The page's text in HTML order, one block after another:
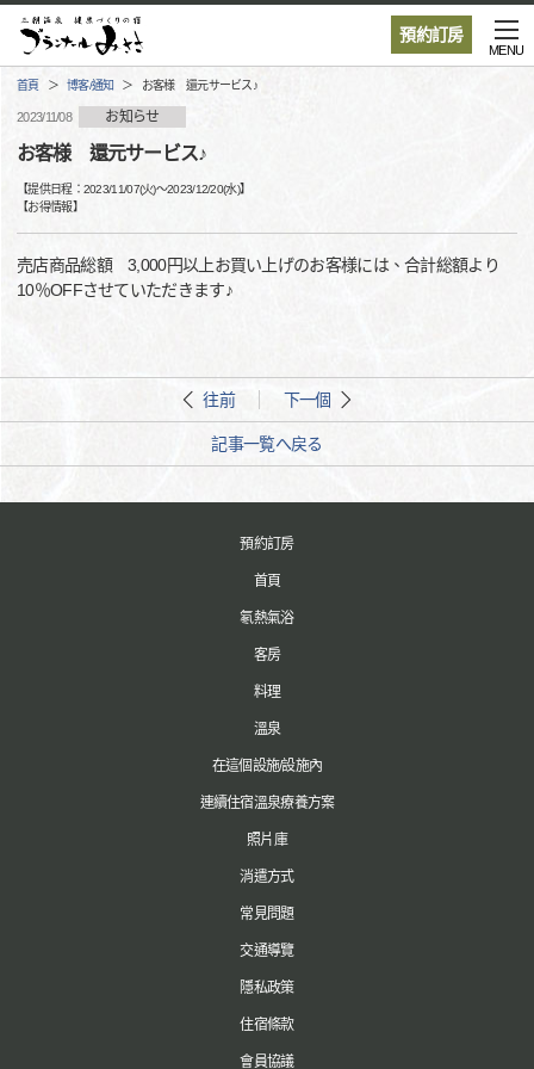
預約訂房
MENU
首頁 博客/通知 お客様 還元サービス♪
2023/11/08 お知らせ
お客様 還元サービス♪
【提供日程： 2023/11/07(火)〜2023/12/20(水)】
【お得情報】
売店商品総額 3,000円以上お買い上げのお客様には、合計総額より
10％OFFさせていただきます♪
往前 下一個
記事一覧へ戻る
預約訂房
首頁
氡熱氣浴
客房
料理
溫泉
在這個設施/設施內
連續住宿溫泉療養方案
照片庫
消遣方式
常見問題
交通導覽
隱私政策
住宿條款
會員協議